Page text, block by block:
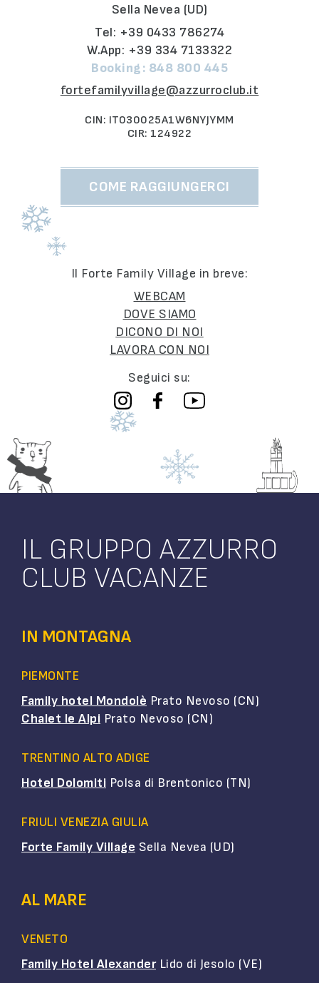
Sella Nevea (UD)
Tel: +39 0433 786274
W.App: +39 334 7133322
Booking: 848 800 445
fortefamilyvillage@azzurroclub.it
CIN: IT030025A1W6NYJYMM
CIR: 124922
COME RAGGIUNGERCI
Il Forte Family Village in breve:
WEBCAM
DOVE SIAMO
DICONO DI NOI
LAVORA CON NOI
Seguici su:
IL GRUPPO AZZURRO
CLUB VACANZE
IN MONTAGNA
PIEMONTE
Family hotel Mondolè Prato Nevoso (CN)
Chalet le Alpi Prato Nevoso (CN)
TRENTINO ALTO ADIGE
Hotel Dolomiti Polsa di Brentonico (TN)
FRIULI VENEZIA GIULIA
Forte Family Village Sella Nevea (UD)
AL MARE
VENETO
Family Hotel AlexanderLido di Jesolo (VE)